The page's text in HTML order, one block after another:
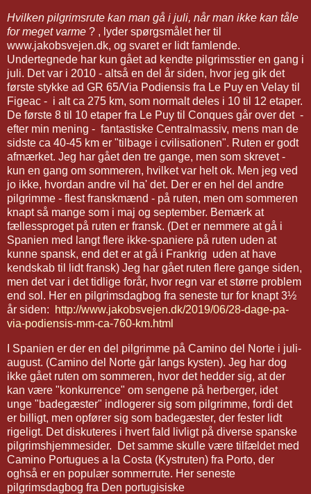
Hvilken pilgrimsrute kan man gå i juli, når man ikke kan tåle
for meget varme ? , lyder spørgsmålet her til
www.jakobsvejen.dk, og svaret er lidt famlende.
Undertegnede har kun gået ad kendte pilgrimsstier en gang i
juli. Det var i 2010 - altså en del år siden, hvor jeg gik det
første stykke ad GR 65/Via Podiensis fra Le Puy en Velay til
Figeac - i alt ca 275 km, som normalt deles i 10 til 12 etaper.
De første 8 til 10 etaper fra Le Puy til Conques går over det -
efter min mening - fantastiske Centralmassiv, mens man de
sidste ca 40-45 km er "tilbage i cvilisationen". Ruten er godt
afmærket. Jeg har gået den tre gange, men som skrevet -
kun en gang om sommeren, hvilket var helt ok. Men jeg ved
jo ikke, hvordan andre vil ha' det. Der er en hel del andre
pilgrimme - flest franskmænd - på ruten, men om sommeren
knapt så mange som i maj og september. Bemærk at
fællessproget på ruten er fransk. (Det er nemmere at gå i
Spanien med langt flere ikke-spaniere på ruten uden at
kunne spansk, end det er at gå i Frankrig uden at have
kendskab til lidt fransk) Jeg har gået ruten flere gange siden,
men det var i det tidlige forår, hvor regn var et større problem
end sol. Her en pilgrimsdagbog fra seneste tur for knapt 3½
år siden:
http://www.jakobsvejen.dk/2019/06/28-dage-pa-
via-podiensis-mm-ca-760-km.html
I Spanien er der en del pilgrimme på Camino del Norte i juli-
august. (Camino del Norte går langs kysten). Jeg har dog
ikke gået ruten om sommeren, hvor det hedder sig, at der
kan være "konkurrence" om sengene på herberger, idet
unge "badegæster" indlogerer sig som pilgrimme, fordi det
er billigt, men opfører sig som badegæster, der fester lidt
rigeligt. Det diskuteres i hvert fald livligt på diverse spanske
pilgrimshjemmesider. Det samme skulle være tilfældet med
Camino Portugues a la Costa (Kystruten) fra Porto, der
oghså er en populær sommerrute. Her seneste
pilgrimsdagbog fra Den portugisiske